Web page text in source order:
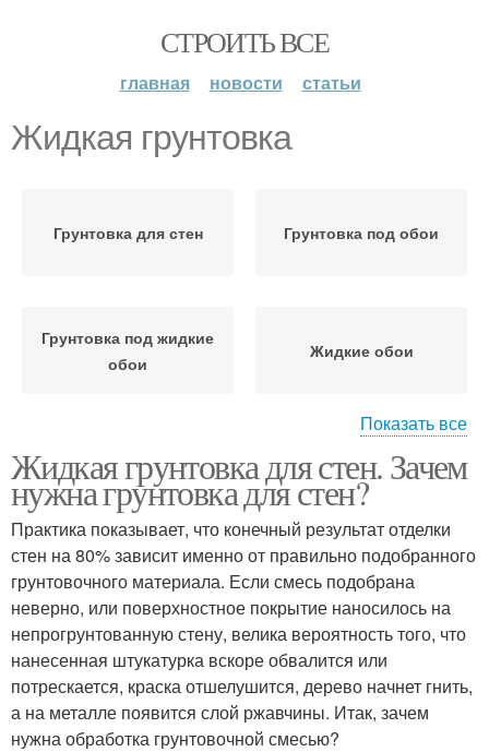
СТРОИТЬ ВСЕ
главная новости статьи
Жидкая грунтовка
Грунтовка для стен Грунтовка под обои
Грунтовка под жидкие
обои
Жидкие обои
назначению
Показать все
Жидкая грунтовка для стен. Зачем
нужна грунтовка для стен?
Практика показывает, что конечный результат отделки
стен на 80% зависит именно от правильно подобранного
грунтовочного материала. Если смесь подобрана
неверно, или поверхностное покрытие наносилось на
непрогрунтованную стену, велика вероятность того, что
нанесенная штукатурка вскоре обвалится или
потрескается, краска отшелушится, дерево начнет гнить,
а на металле появится слой ржавчины. Итак, зачем
нужна обработка грунтовочной смесью?